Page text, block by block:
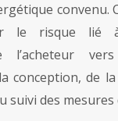
convenu.
le risque lié
l’acheteur
conception, de
suivi des mesures